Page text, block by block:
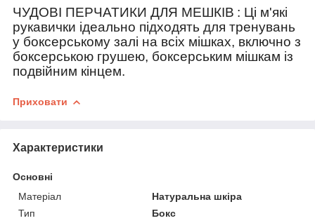
ЧУДОВІ ПЕРЧАТИКИ ДЛЯ МЕШКІВ : Ці м'які
рукавички ідеально підходять для тренувань
у боксерському залі на всіх мішках, включно з
боксерською грушею, боксерським мішкам із
подвійним кінцем.
Приховати
Характеристики
Основні
Матеріал
Натуральна шкіра
Тип
Бокс